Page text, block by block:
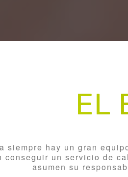
EL
siempre hay un gran
un servicio de
asumen su